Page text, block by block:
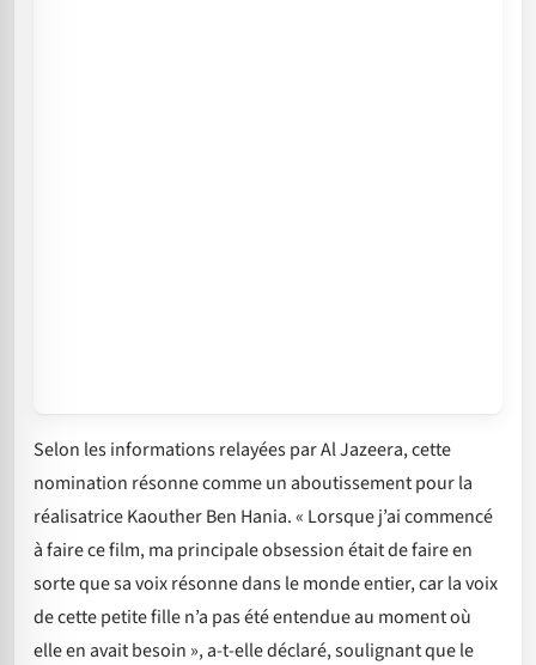
Selon les informations relayées par Al Jazeera, cette
nomination résonne comme un aboutissement pour la
réalisatrice Kaouther Ben Hania. « Lorsque j’ai commencé
à faire ce film, ma principale obsession était de faire en
sorte que sa voix résonne dans le monde entier, car la voix
de cette petite fille n’a pas été entendue au moment où
elle en avait besoin », a-t-elle déclaré, soulignant que le